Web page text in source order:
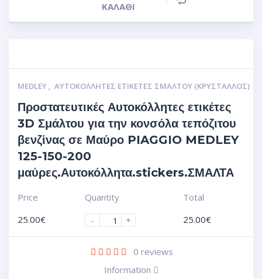
ΚΑΛΆΘΙ
MEDLEY , ΑΥΤΟΚΌΛΛΗΤΕΣ ΕΤΙΚΈΤΕΣ ΣΜΆΛΤΟΥ (ΚΡΥΣΤΑΛΛΟΣ)
Προστατευτικές Αυτοκόλλητες ετικέτες
3D Σμάλτου για την κονσόλα τεπόζιτου
βενζίνας σε Μαύρο PIAGGIO MEDLEY
125-150-200
μαύρες.Αυτοκόλλητα.stickers.ΣΜΑΛΤΑ
Price
25.00€
Quantity
-
+
Total
25.00€
0 reviews
Information